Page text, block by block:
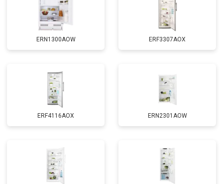
ERN1300AOW ERF3307AOX
ERF4116AOX ERN2301AOW